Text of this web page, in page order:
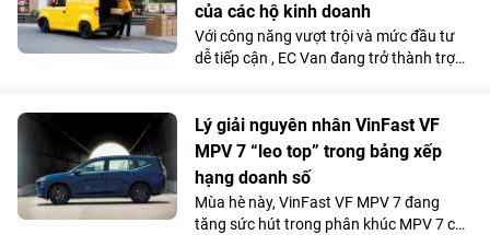
của các hộ kinh doanh
Với công năng vượt trội và mức đầu tư
dễ tiếp cận , EC Van đang trở thành trợ
rõ qua doanh số 1.092 xe bán ra trong
tháng 5/2026, giúp mẫu xe tải điện của
VinFast góp mặt trong top 10 xe bán
chạy nhất toàn thị trường.
Lý giải nguyên nhân VinFast VF
MPV 7 “leo top” trong bảng xếp
hạng doanh số
Mùa hè này, VinFast VF MPV 7 đang
tăng sức hút trong phân khúc MPV 7 chỗ